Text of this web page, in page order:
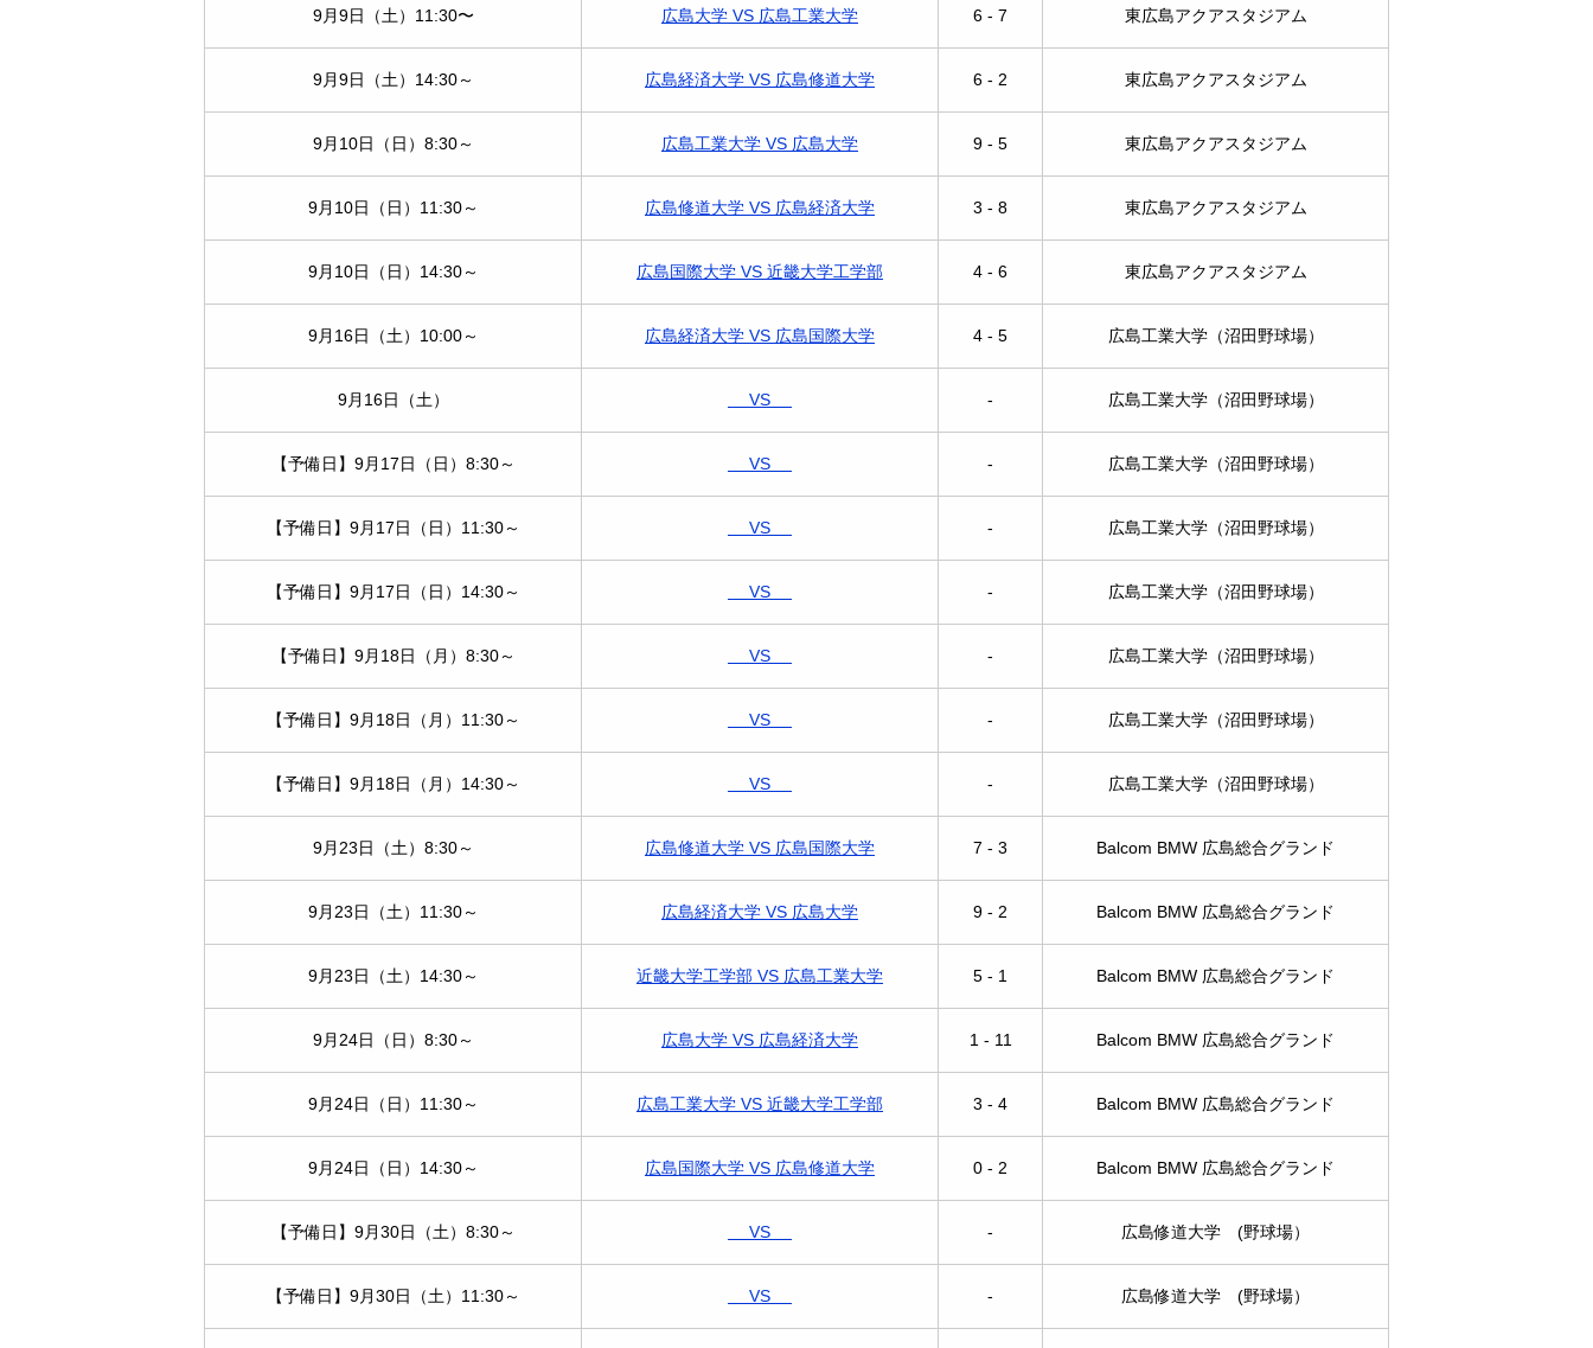
9月9日（土）11:30〜 広島大学 VS 広島工業大学 6 - 7 東広島アクアスタジアム
9月9日（土）14:30～ 広島経済大学 VS 広島修道大学 6 - 2 東広島アクアスタジアム
9月10日（日）8:30～ 広島工業大学 VS 広島大学 9 - 5 東広島アクアスタジアム
9月10日（日）11:30～ 広島修道大学 VS 広島経済大学 3 - 8 東広島アクアスタジアム
9月10日（日）14:30～ 広島国際大学 VS 近畿大学工学部 4 - 6 東広島アクアスタジアム
9月16日（土）10:00～ 広島経済大学 VS 広島国際大学 4 - 5 広島工業大学（沼田野球場）
9月16日（土） VS - 広島工業大学（沼田野球場）
【予備日】9月17日（日）8:30～ VS - 広島工業大学（沼田野球場）
【予備日】9月17日（日）11:30～ VS - 広島工業大学（沼田野球場）
【予備日】9月17日（日）14:30～ VS - 広島工業大学（沼田野球場）
【予備日】9月18日（月）8:30～ VS - 広島工業大学（沼田野球場）
【予備日】9月18日（月）11:30～ VS - 広島工業大学（沼田野球場）
【予備日】9月18日（月）14:30～ VS - 広島工業大学（沼田野球場）
9月23日（土）8:30～ 広島修道大学 VS 広島国際大学 7 - 3 Balcom BMW 広島総合グランド
9月23日（土）11:30～ 広島経済大学 VS 広島大学 9 - 2 Balcom BMW 広島総合グランド
9月23日（土）14:30～ 近畿大学工学部 VS 広島工業大学 5 - 1 Balcom BMW 広島総合グランド
9月24日（日）8:30～ 広島大学 VS 広島経済大学 1 - 11 Balcom BMW 広島総合グランド
9月24日（日）11:30～ 広島工業大学 VS 近畿大学工学部 3 - 4 Balcom BMW 広島総合グランド
9月24日（日）14:30～ 広島国際大学 VS 広島修道大学 0 - 2 Balcom BMW 広島総合グランド
【予備日】9月30日（土）8:30～ VS - 広島修道大学 (野球場）
【予備日】9月30日（土）11:30～ VS - 広島修道大学 (野球場）